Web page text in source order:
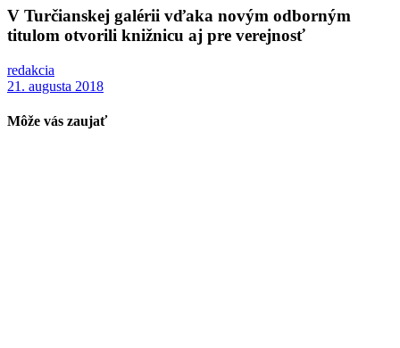
V Turčianskej galérii vďaka novým odborným
titulom otvorili knižnicu aj pre verejnosť
redakcia
21. augusta 2018
Môže vás zaujať